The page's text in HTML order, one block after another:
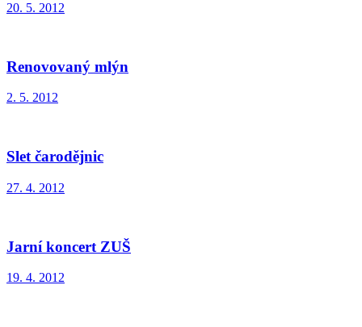
20. 5. 2012
Renovovaný mlýn
2. 5. 2012
Slet čarodějnic
27. 4. 2012
Jarní koncert ZUŠ
19. 4. 2012